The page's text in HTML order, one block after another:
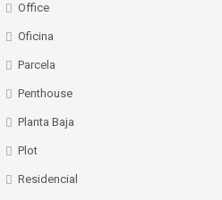
Office
Oficina
Parcela
Penthouse
Planta Baja
Plot
Residencial